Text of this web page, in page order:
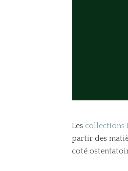
Les collections
partir des
coté